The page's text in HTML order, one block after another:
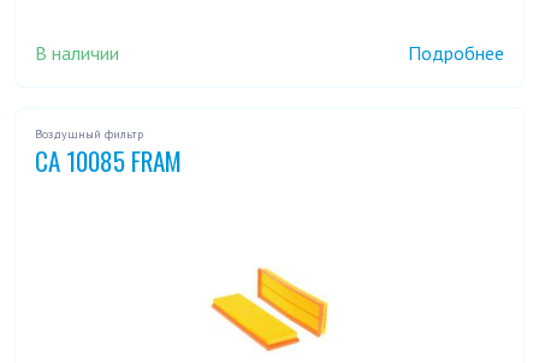
В наличии Подробнее
Воздушный фильтр
CA 10085 FRAM